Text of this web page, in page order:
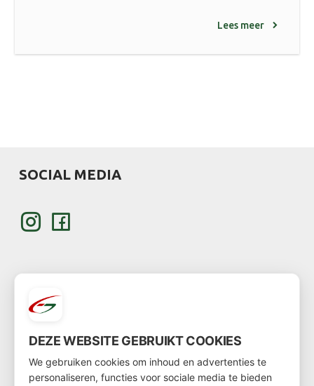
Lees meer
SOCIAL MEDIA
KLANT WORDEN
Ga dan viadeze linknaar het klantenformulier
DEZE WEBSITE GEBRUIKT COOKIES
We gebruiken cookies om inhoud en advertenties te
personaliseren, functies voor sociale media te bieden